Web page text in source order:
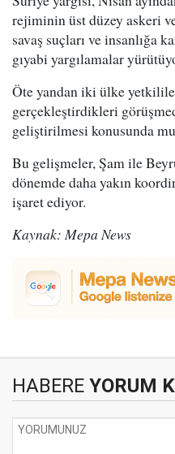
rejiminin üst düzey askeri
savaş suçları ve insanlığa
gıyabi yargılamalar
Öte yandan iki ülke
gerçekleştirdikleri
geliştirilmesi konusunda
Bu gelişmeler, Şam ile
dönemde daha yakın
işaret ediyor.
Kaynak: Mepa News
HABERE YORUM